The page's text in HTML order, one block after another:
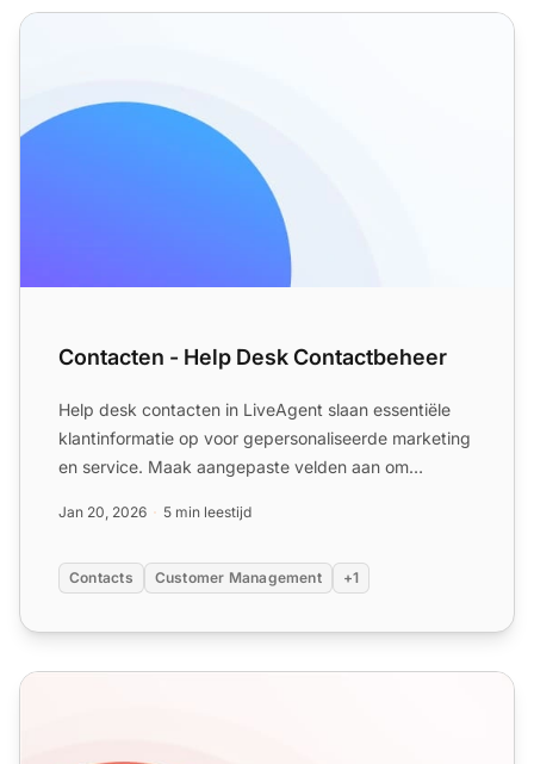
Contacten - Help Desk Contactbeheer
Contacten - Help Desk Contactbeheer
Help desk contacten in LiveAgent slaan essentiële
klantinformatie op voor gepersonaliseerde marketing
en service. Maak aangepaste velden aan om
Jan 20, 2026 5 min leestijd
Contacts Customer Management +1
Klantsegmentatie